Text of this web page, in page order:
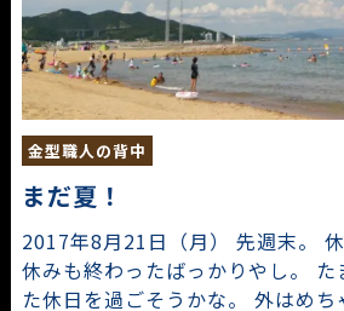
金型職人の背中
まだ夏！
2017年8月21日（月） 先週末。
休みも終わったばっかりやし。 た
た休日を過ごそうかな。 外はめち